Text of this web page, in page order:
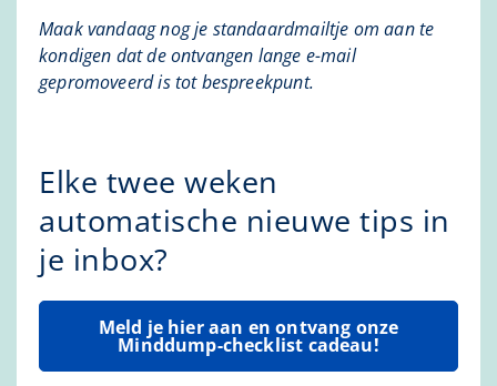
Maak vandaag nog je standaardmailtje om aan te
kondigen dat de ontvangen lange e-mail
gepromoveerd is tot bespreekpunt.
Elke twee weken
automatische nieuwe tips in
je inbox?
Meld je hier aan en ontvang onze
Minddump-checklist cadeau!